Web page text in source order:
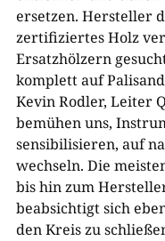
ersetzen. Hersteller
zertifiziertes Holz
Ersatzhölzern
komplett auf
Kevin Rodler, Leiter
bemühen uns,
sensibilisieren, auf
wechseln. Die
bis hin zum
beabsichtigt sich
den Kreis zu